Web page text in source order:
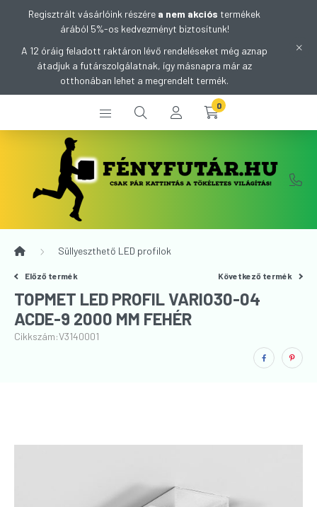
Regisztrált vásárlóink részére a nem akciós termékek
árából 5%-os kedvezményt biztosítunk!
A 12 óráig feladott raktáron lévő rendeléseket még aznap
átadjuk a futárszolgálatnak, így másnapra már az
otthonában lehet a megrendelt termék.
0
Süllyeszthető LED profilok
Előző termék Következő termék
TOPMET LED PROFIL VARIO30-04
ACDE-9 2000 MM FEHÉR
Cikkszám:V3140001